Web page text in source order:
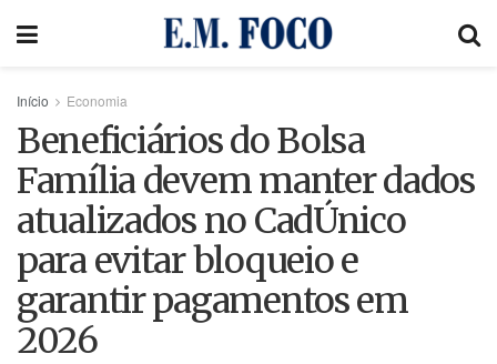
Início Economia
Beneficiários do Bolsa
Família devem manter dados
atualizados no CadÚnico
para evitar bloqueio e
garantir pagamentos em
2026